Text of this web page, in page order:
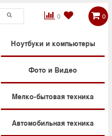
0

 0
Ноутбуки и компьютеры
Фото и Видео
Мелко-бытовая техника
Автомобильная техника